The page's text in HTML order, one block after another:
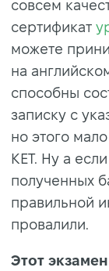
совсем
сертификат
можете
на
способны
записку с
но этого
KET. Ну а
полученных
правильной
провалили.
Этот